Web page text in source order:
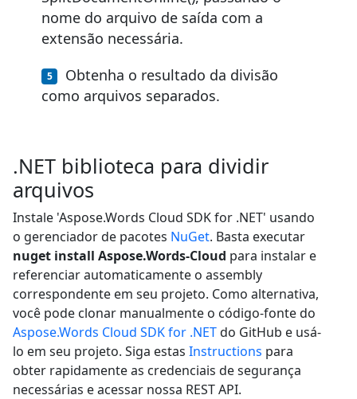
nome do arquivo de saída com a
extensão necessária.
Obtenha o resultado da divisão
como arquivos separados.
.NET biblioteca para dividir
arquivos
Instale 'Aspose.Words Cloud SDK for .NET' usando
o gerenciador de pacotes NuGet. Basta executar
nuget install Aspose.Words-Cloud para instalar e
referenciar automaticamente o assembly
correspondente em seu projeto. Como alternativa,
você pode clonar manualmente o código-fonte do
Aspose.Words Cloud SDK for .NETdo GitHub e usá-
lo em seu projeto. Siga estas Instructions para
obter rapidamente as credenciais de segurança
necessárias e acessar nossa REST API.